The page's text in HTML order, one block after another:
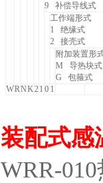
9补偿导线式
工作端形式
1绝缘式
2接壳式
附加装置形
M导热块式
G包箍式
WRNK21 0 1
装配式感
WRR-010